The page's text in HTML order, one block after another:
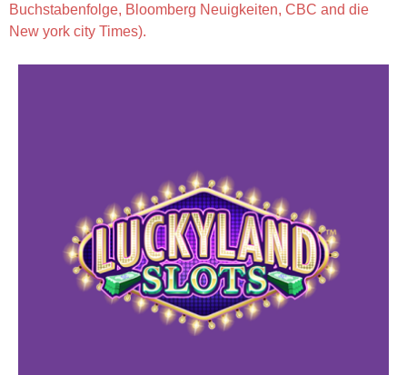
Buchstabenfolge, Bloomberg Neuigkeiten, CBC and die
New york city Times).